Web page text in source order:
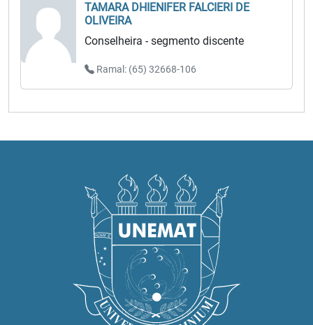
TAMARA DHIENIFER FALCIERI DE
OLIVEIRA
Conselheira - segmento discente
Ramal: (65) 32668-106